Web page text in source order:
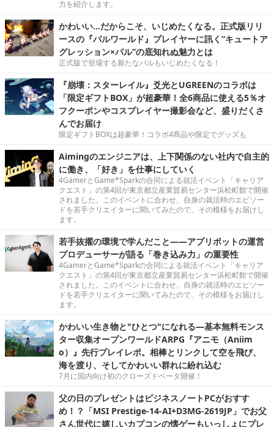
力を紹介します。
かわいい…だからこそ、いじめたくなる。正式版リリ
ースの『パルワールド』プレイヤーに訊く“キュートア
グレッション×パル”の底知れぬ魅力とは
正式版で登場する新たなパルもいじめたくなる！
『崩壊：スターレイル』爻光とUGREENのコラボは
「限定ギフトBOX」が超豪華！全6商品に使える5％オ
フクーポンやコスプレイヤー撮影会など、盛りだくさ
んでお届け
限定ギフトBOXは超豪華！コラボ4商品や限定でグッズも
Aimingのエンジニアは、上下関係のない社内で自主的
に働き、「好き」を仕事にしていく
4GamerとGame*Sparkの合同による就活イベント「キャリア
クエスト」の第4回が東京都立産業貿易センター浜松町館で開催
されました。このイベントに合わせ、自身の就活時のエピソー
ドを若手クリエイターに聞いてみたので、その模様をお届けし
ます。
若手抜擢の環境で学んだこと――アプリボットの運営
プロデューサーが語る「巻き込み力」の重要性
4GamerとGame*Sparkの合同による就活イベント「キャリア
クエスト」の第4回が東京都立産業貿易センター浜松町館で開催
されました。このイベントに合わせ、自身の就活時のエピソー
ドを若手クリエイターに聞いてみたので、その模様をお届けし
ます。
かわいい生き物と"ひとつ"になれる―基本無料モンス
ター収集オープンワールドARPG『アニモ（Aniim
o）』先行プレイレポ。相棒とリンクして空を飛び、
海を渡り、そしてかわいい群れに紛れ込む
7月に国内向け初のクローズドベータ開催！
父の日のプレゼントはビジネスノートPCがおすす
め！？「MSI Prestige-14-AI+D3MG-2619JP」でお父
さん世代に嬉しいカプコンの懐ゲーもいっしょにプレ